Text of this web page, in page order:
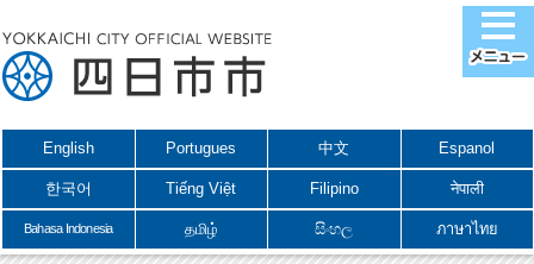
English Portugues 中文 Espanol
한국어 Tiếng Việt Filipino नेपाली
Bahasa Indonesia தமிழ் සිංහල ภาษาไทย